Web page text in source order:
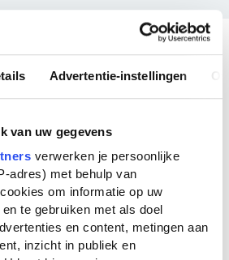
Advertentie-instellingen
van uw gegevens
verwerken je persoonlijke
adres) met behulp van
om informatie op uw
te gebruiken met als doel
en content, metingen aan
inzicht in publiek en
vragen over
sahib's war?
geschreven doorRudyard
6 boekenvan deze auteur
De bekendste boeken van
The Jungle Book(1894),The
and other Stories(1999) en